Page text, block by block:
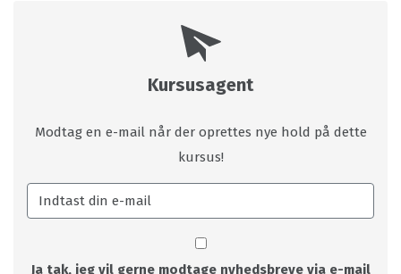
Kursusagent
Modtag en e-mail når der oprettes nye hold på dette
kursus!
Ja tak, jeg vil gerne modtage nyhedsbreve via e-mail